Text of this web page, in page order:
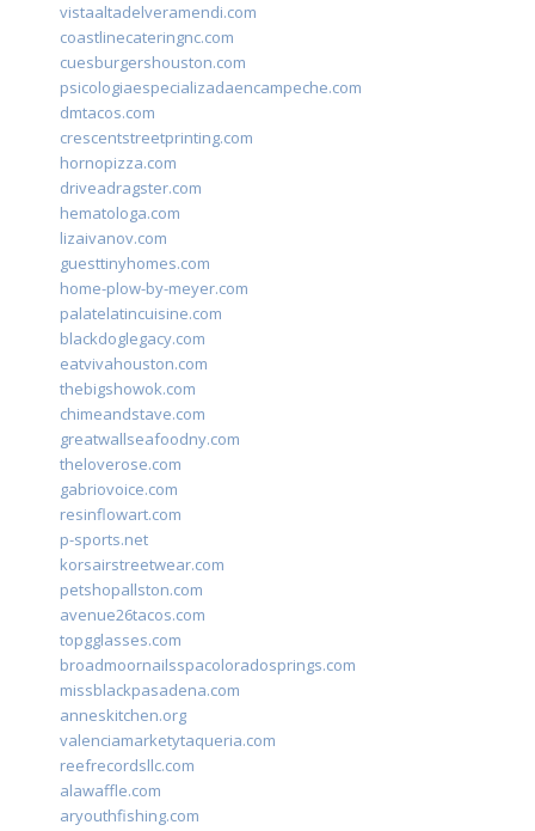
vistaaltadelveramendi.com
coastlinecateringnc.com
cuesburgershouston.com
psicologiaespecializadaencampeche.com
dmtacos.com
crescentstreetprinting.com
hornopizza.com
driveadragster.com
hematologa.com
lizaivanov.com
guesttinyhomes.com
home-plow-by-meyer.com
palatelatincuisine.com
blackdoglegacy.com
eatvivahouston.com
thebigshowok.com
chimeandstave.com
greatwallseafoodny.com
theloverose.com
gabriovoice.com
resinflowart.com
p-sports.net
korsairstreetwear.com
petshopallston.com
avenue26tacos.com
topgglasses.com
broadmoornailsspacoloradosprings.com
missblackpasadena.com
anneskitchen.org
valenciamarketytaqueria.com
reefrecordsllc.com
alawaffle.com
aryouthfishing.com